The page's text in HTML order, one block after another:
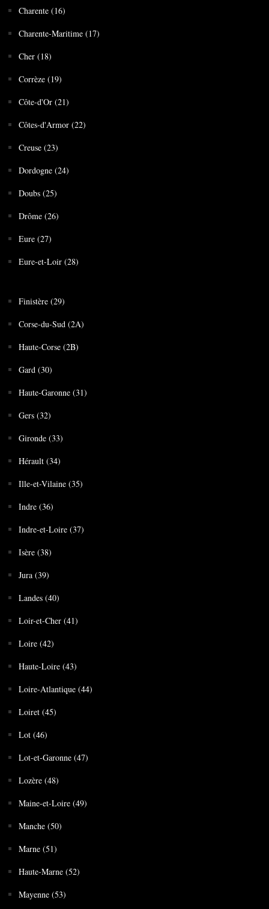
Charente (16)
Charente-Maritime (17)
Cher (18)
Corrèze (19)
Côte-d'Or (21)
Côtes-d'Armor (22)
Creuse (23)
Dordogne (24)
Doubs (25)
Drôme (26)
Eure (27)
Eure-et-Loir (28)
Finistère (29)
Corse-du-Sud (2A)
Haute-Corse (2B)
Gard (30)
Haute-Garonne (31)
Gers (32)
Gironde (33)
Hérault (34)
Ille-et-Vilaine (35)
Indre (36)
Indre-et-Loire (37)
Isère (38)
Jura (39)
Landes (40)
Loir-et-Cher (41)
Loire (42)
Haute-Loire (43)
Loire-Atlantique (44)
Loiret (45)
Lot (46)
Lot-et-Garonne (47)
Lozère (48)
Maine-et-Loire (49)
Manche (50)
Marne (51)
Haute-Marne (52)
Mayenne (53)